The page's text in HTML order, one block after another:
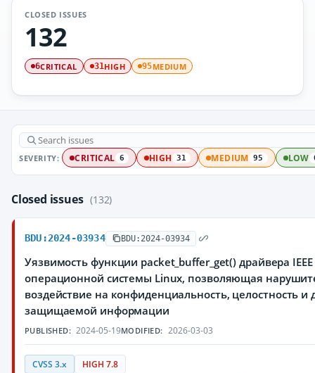
CLOSED ISSUES
132
6CRITICAL 31HIGH 95MEDIUM
SEVERITY: CRITICAL 6 HIGH 31 MEDIUM 95 LOW
Closed issues (132)
BDU:2024-03934 BDU:2024-03934
Уязвимость функции packet_buffer_get() драйвера
операционной системы Linux, позволяющая
воздействие на конфиденциальность, целостность и
защищаемой информации
PUBLISHED: 2024-05-19MODIFIED: 2026-03-03
CVSS 3.x HIGH 7.8